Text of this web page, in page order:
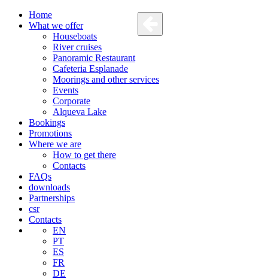
Home
What we offer
Houseboats
River cruises
Panoramic Restaurant
Cafeteria Esplanade
Moorings and other services
Events
Corporate
Alqueva Lake
Bookings
Promotions
Where we are
How to get there
Contacts
FAQs
downloads
Partnerships
csr
Contacts
EN
PT
ES
FR
DE